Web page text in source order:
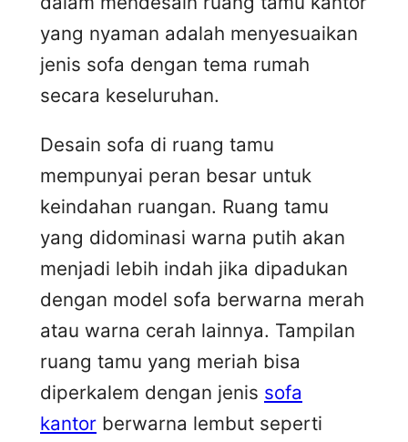
yang nyaman adalah menyesuaikan
jenis sofa dengan tema rumah
secara keseluruhan.
Desain sofa di ruang tamu
mempunyai peran besar untuk
keindahan ruangan. Ruang tamu
yang didominasi warna putih akan
menjadi lebih indah jika dipadukan
dengan model sofa berwarna merah
atau warna cerah lainnya. Tampilan
ruang tamu yang meriah bisa
diperkalem dengan jenis sofa
kantor berwarna lembut seperti